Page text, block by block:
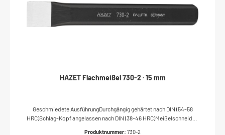
HAZET Flachmeißel 730-2 · 15 mm
Geschmiedete AusführungDurchgängig gehärtet nach DIN (54-58
HRC)Schlag-Kopf angelassen nach DIN (38-46 HRC)Meißelschneiden
Produktnummer: 730-2